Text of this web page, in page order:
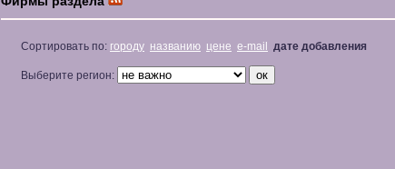
Сортировать по: городу названию цене e-mail дате добавления
Выберите регион: